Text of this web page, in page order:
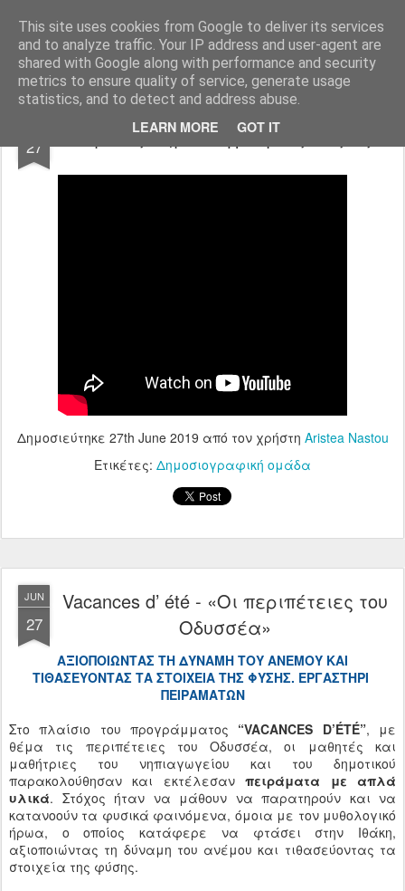
This site uses cookies from Google to deliver its services
and to analyze traffic. Your IP address and user-agent are
shared with Google along with performance and security
metrics to ensure quality of service, generate usage
statistics, and to detect and address abuse.
LEARN MORE GOT IT
Ιδιωτικό Δημοτικό Σχολείο "Ι.Μ.ΔΕΛΑΣΑΛ"
27 Όμιλος Δημοσιογραφίας - Αξίες
Δημοσιεύτηκε 27th June 2019 από τον χρήστη Aristea Nastou
Ετικέτες: Δημοσιογραφική ομάδα
JUN
27
Vacances d’ été - «Οι περιπέτειες του
Οδυσσέα»
ΑΞΙΟΠΟΙΩΝΤΑΣ ΤΗ ΔΥΝΑΜΗ ΤΟΥ ΑΝΕΜΟΥ ΚΑΙ
ΤΙΘΑΣΕΥΟΝΤΑΣ ΤΑ ΣΤΟΙΧΕΙΑ ΤΗΣ ΦΥΣΗΣ. ΕΡΓΑΣΤΗΡΙ
ΠΕΙΡΑΜΑΤΩΝ
Στο πλαίσιο του προγράμματος “VACANCES D’ÉTÉ”, με
θέμα τις περιπέτειες του Οδυσσέα, οι μαθητές και
μαθήτριες του νηπιαγωγείου και του δημοτικού
παρακολούθησαν και εκτέλεσανπειράματα με απλά
υλικά. Στόχος ήταν να μάθουν να παρατηρούν και να
κατανοούν τα φυσικά φαινόμενα, όμοια με τον μυθολογικό
ήρωα, ο οποίος κατάφερε να φτάσει στην Ιθάκη,
αξιοποιώντας τη δύναμη του ανέμου και τιθασεύοντας τα
στοιχεία της φύσης.